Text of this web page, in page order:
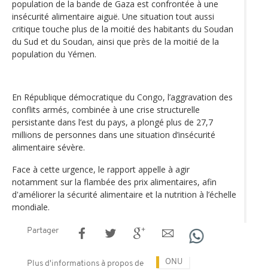
population de la bande de Gaza est confrontée à une
insécurité alimentaire aiguë. Une situation tout aussi
critique touche plus de la moitié des habitants du Soudan
du Sud et du Soudan, ainsi que près de la moitié de la
population du Yémen.
En République démocratique du Congo, l’aggravation des
conflits armés, combinée à une crise structurelle
persistante dans l’est du pays, a plongé plus de 27,7
millions de personnes dans une situation d’insécurité
alimentaire sévère.
Face à cette urgence, le rapport appelle à agir
notamment sur la flambée des prix alimentaires, afin
d'améliorer la sécurité alimentaire et la nutrition à l’échelle
mondiale.
Partager
Plus d'informations à propos de ONU